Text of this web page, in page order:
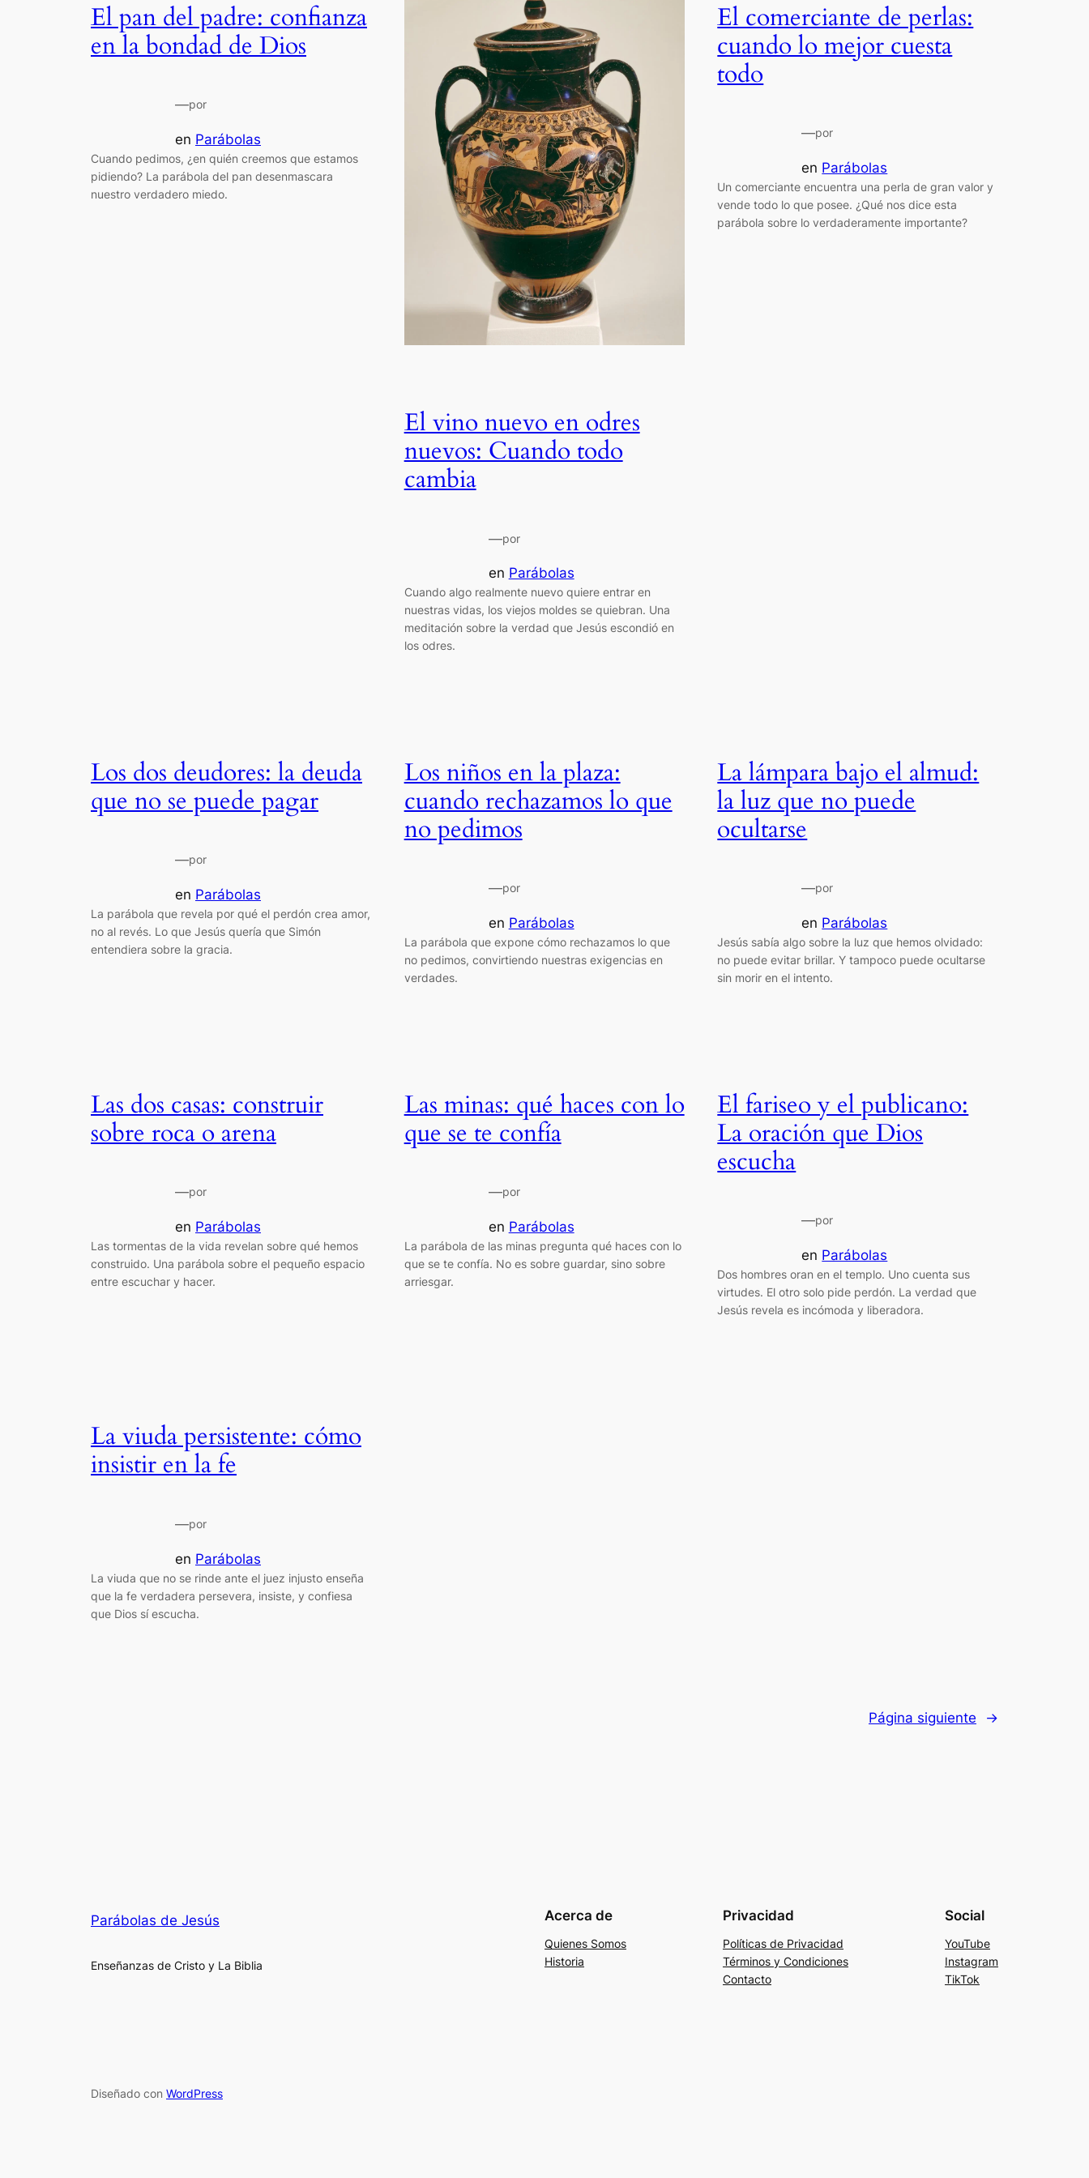
El pan del padre: confianza
en la bondad de Dios
—por
en Parábolas
Cuando pedimos, ¿en quién creemos que estamos
pidiendo? La parábola del pan desenmascara
nuestro verdadero miedo.
El vino nuevo en odres
nuevos: Cuando todo
cambia
—por
en Parábolas
Cuando algo realmente nuevo quiere entrar en
nuestras vidas, los viejos moldes se quiebran. Una
meditación sobre la verdad que Jesús escondió en
los odres.
El comerciante de perlas:
cuando lo mejor cuesta
todo
—por
en Parábolas
Un comerciante encuentra una perla de gran valor y
vende todo lo que posee. ¿Qué nos dice esta
parábola sobre lo verdaderamente importante?
Los dos deudores: la deuda
que no se puede pagar
—por
en Parábolas
La parábola que revela por qué el perdón crea amor,
no al revés. Lo que Jesús quería que Simón
entendiera sobre la gracia.
Los niños en la plaza:
cuando rechazamos lo que
no pedimos
—por
en Parábolas
La parábola que expone cómo rechazamos lo que
no pedimos, convirtiendo nuestras exigencias en
verdades.
La lámpara bajo el almud:
la luz que no puede
ocultarse
—por
en Parábolas
Jesús sabía algo sobre la luz que hemos olvidado:
no puede evitar brillar. Y tampoco puede ocultarse
sin morir en el intento.
Las dos casas: construir
sobre roca o arena
—por
en Parábolas
Las tormentas de la vida revelan sobre qué hemos
construido. Una parábola sobre el pequeño espacio
entre escuchar y hacer.
Las minas: qué haces con lo
que se te confía
—por
en Parábolas
La parábola de las minas pregunta qué haces con lo
que se te confía. No es sobre guardar, sino sobre
arriesgar.
El fariseo y el publicano:
La oración que Dios
escucha
—por
en Parábolas
Dos hombres oran en el templo. Uno cuenta sus
virtudes. El otro solo pide perdón. La verdad que
Jesús revela es incómoda y liberadora.
La viuda persistente: cómo
insistir en la fe
—por
en Parábolas
La viuda que no se rinde ante el juez injusto enseña
que la fe verdadera persevera, insiste, y confiesa
que Dios sí escucha.
Página siguiente →
Parábolas de Jesús
Enseñanzas de Cristo y La Biblia
Acerca de
Quienes Somos
Historia
Privacidad
Políticas de Privacidad
Términos y Condiciones
Contacto
Social
YouTube
Instagram
TikTok
Diseñado con WordPress